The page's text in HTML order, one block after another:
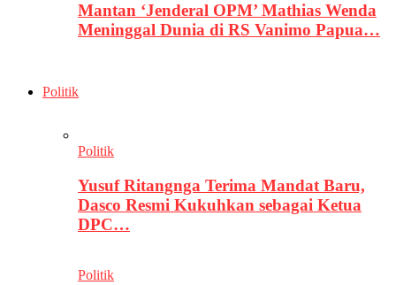
Mantan ‘Jenderal OPM’ Mathias Wenda
Meninggal Dunia di RS Vanimo Papua…
Politik
Politik
Yusuf Ritangnga Terima Mandat Baru,
Dasco Resmi Kukuhkan sebagai Ketua
DPC…
Politik